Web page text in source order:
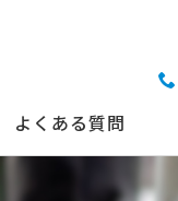
よくある質問